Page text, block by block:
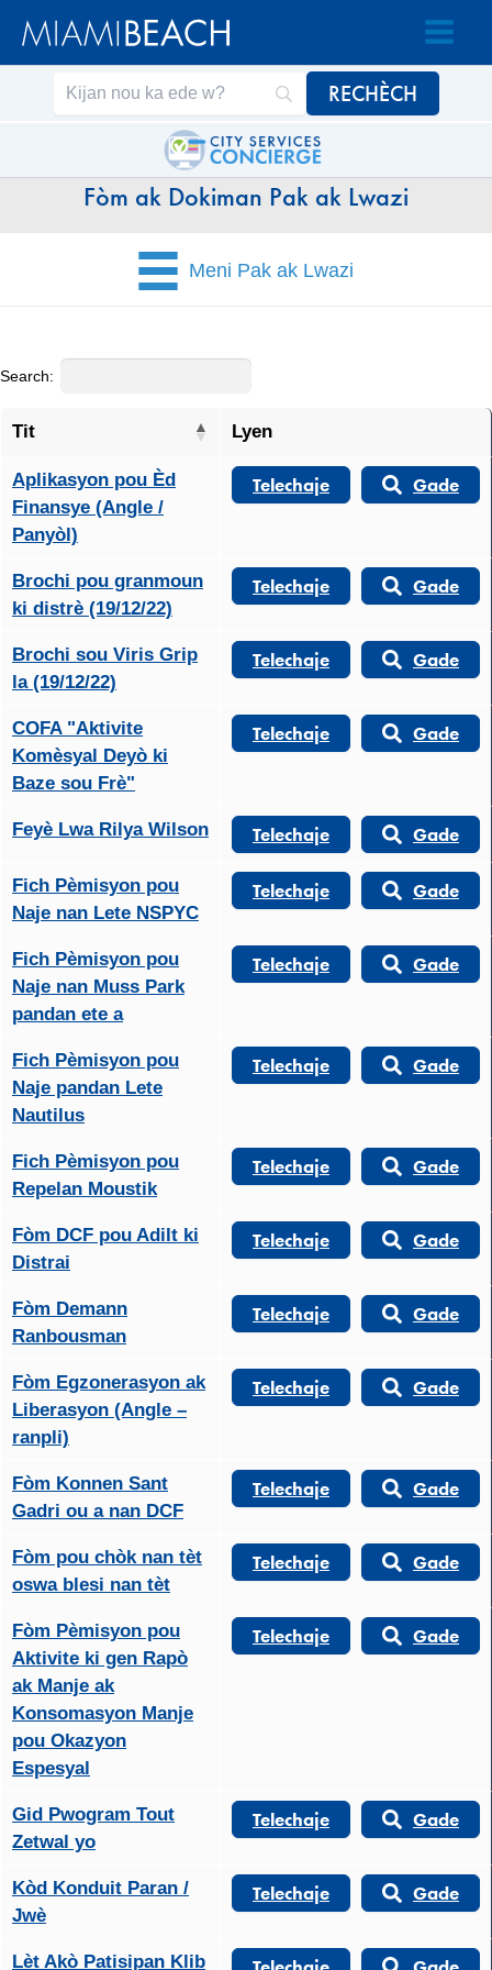
nan
nan
Fòm ak Dokiman Pak ak Lwazi
Meni Pak ak Lwazi
Search:
Tit Lyen
Aplikasyon pou Èd
Finansye (Angle /
Panyòl)
Telechaje Gade
Brochi pou granmoun
ki distrè (19/12/22)
Telechaje Gade
Brochi sou Viris Grip
la (19/12/22)
Telechaje Gade
COFA "Aktivite
Komèsyal Deyò ki
Baze sou Frè"
Telechaje Gade
Feyè Lwa Rilya Wilson Telechaje Gade
Fich Pèmisyon pou
Naje nan Lete NSPYC
Telechaje Gade
Fich Pèmisyon pou
Naje nan Muss Park
pandan ete a
Telechaje Gade
Fich Pèmisyon pou
Naje pandan Lete
Nautilus
Telechaje Gade
Fich Pèmisyon pou
Repelan Moustik
Telechaje Gade
Fòm DCF pou Adilt ki
Distrai
Telechaje Gade
Fòm Demann
Ranbousman
Telechaje Gade
Fòm Egzonerasyon ak
Liberasyon (Angle –
ranpli)
Telechaje Gade
Fòm Konnen Sant
Gadri ou a nan DCF
Telechaje Gade
Fòm pou chòk nan tèt
oswa blesi nan tèt
Telechaje Gade
Fòm Pèmisyon pou
Aktivite ki gen Rapò
ak Manje ak
Konsomasyon Manje
pou Okazyon
Espesyal
Telechaje Gade
Gid Pwogram Tout
Zetwal yo
Telechaje Gade
Kòd Konduit Paran /
Jwè
Telechaje Gade
Lèt Akò Patisipan Klib